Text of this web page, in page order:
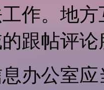
作。地
跟帖评
办公室